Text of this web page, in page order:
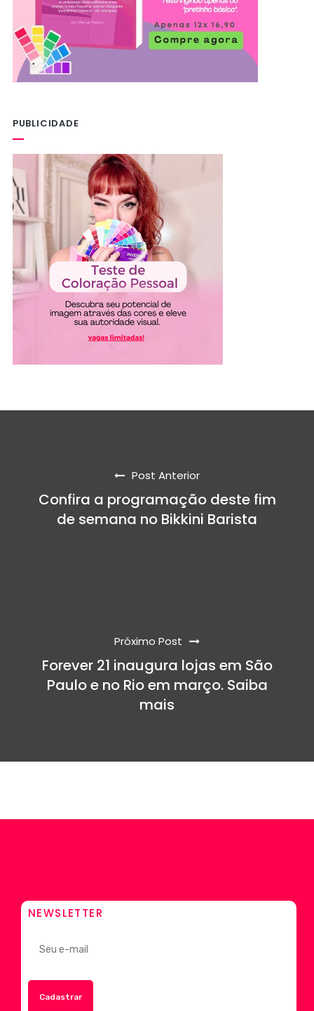
PUBLICIDADE
Post Anterior
Confira a programação deste fim
de semana no Bikkini Barista
Próximo Post
Forever 21 inaugura lojas em São
Paulo e no Rio em março. Saiba
mais
NEWSLETTER